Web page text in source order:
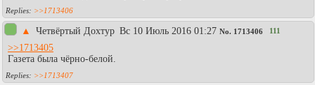
>>1713406
▲ Четвёртый Дохтур Вc 10 Июль 2016 01:27 No. 1713406 111
>>1713405
Газета была чёрно-белой.
>>1713407